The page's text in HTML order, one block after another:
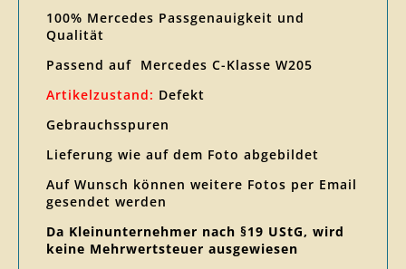
100% Mercedes Passgenauigkeit und
Qualität
Passend auf Mercedes C-Klasse W205
Artikelzustand: Defekt
Gebrauchsspuren
Lieferung wie auf dem Foto abgebildet
Auf Wunsch können weitere Fotos per Email
gesendet werden
Da Kleinunternehmer nach §19 UStG, wird
keine Mehrwertsteuer ausgewiesen